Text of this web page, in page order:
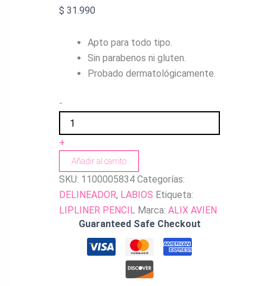
$ 31.990
Apto para todo tipo.
Sin parabenos ni gluten.
Probado dermatológicamente.
-
+
Añadir al carrito
SKU: 1100005834 Categorías:
DELINEADOR, LABIOS Etiqueta:
LIPLINER PENCIL Marca: ALIX AVIEN
Guaranteed Safe Checkout